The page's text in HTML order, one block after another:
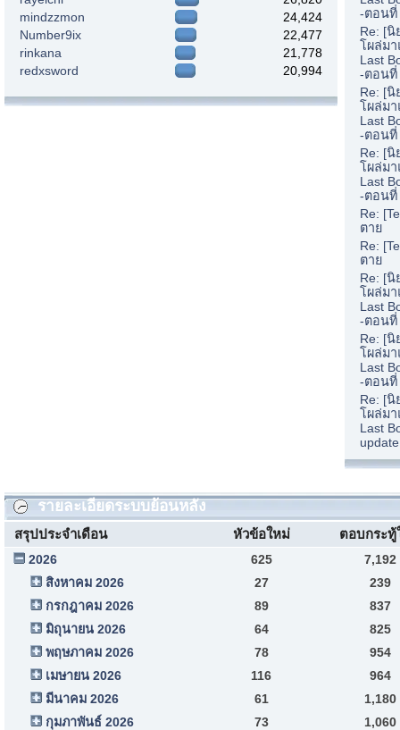
mindzzmon
24,424
Number9ix
22,477
rinkana
21,778
redxsword
20,994
-ตอนที่
Re: [
โผล่มา
Last
-ตอนที่
Re: [
โผล่มา
Last
-ตอนที่
Re: [
โผล่มา
Last
-ตอนที่
Re:
ตาย
Re:
ตาย
Re: [
โผล่มา
Last
-ตอนที่
Re: [
โผล่มา
Last
-ตอนที่
Re: [
โผล่มา
Last
รายละเอียดระบบย้อนหลัง
สรุปประจำเดือน หัวข้อใหม่ ตอบกระทู้
2026 625
7,192
สิงหาคม 2026
27
239
กรกฎาคม 2026
89
837
มิถุนายน 2026
64
825
พฤษภาคม 2026
78
954
เมษายน 2026
116
964
มีนาคม 2026
61
1,180
กุมภาพันธ์ 2026
73
1,060